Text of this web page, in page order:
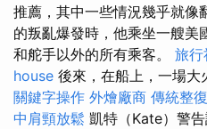
推薦，其中一些情況幾乎就像
的叛亂爆發時，他乘坐一艘美
和舵手以外的所有乘客。 旅行
house 後來，在船上，一場大
關鍵字操作 外燴廠商 傳統整
中肩頸放鬆 凱特（Kate）警